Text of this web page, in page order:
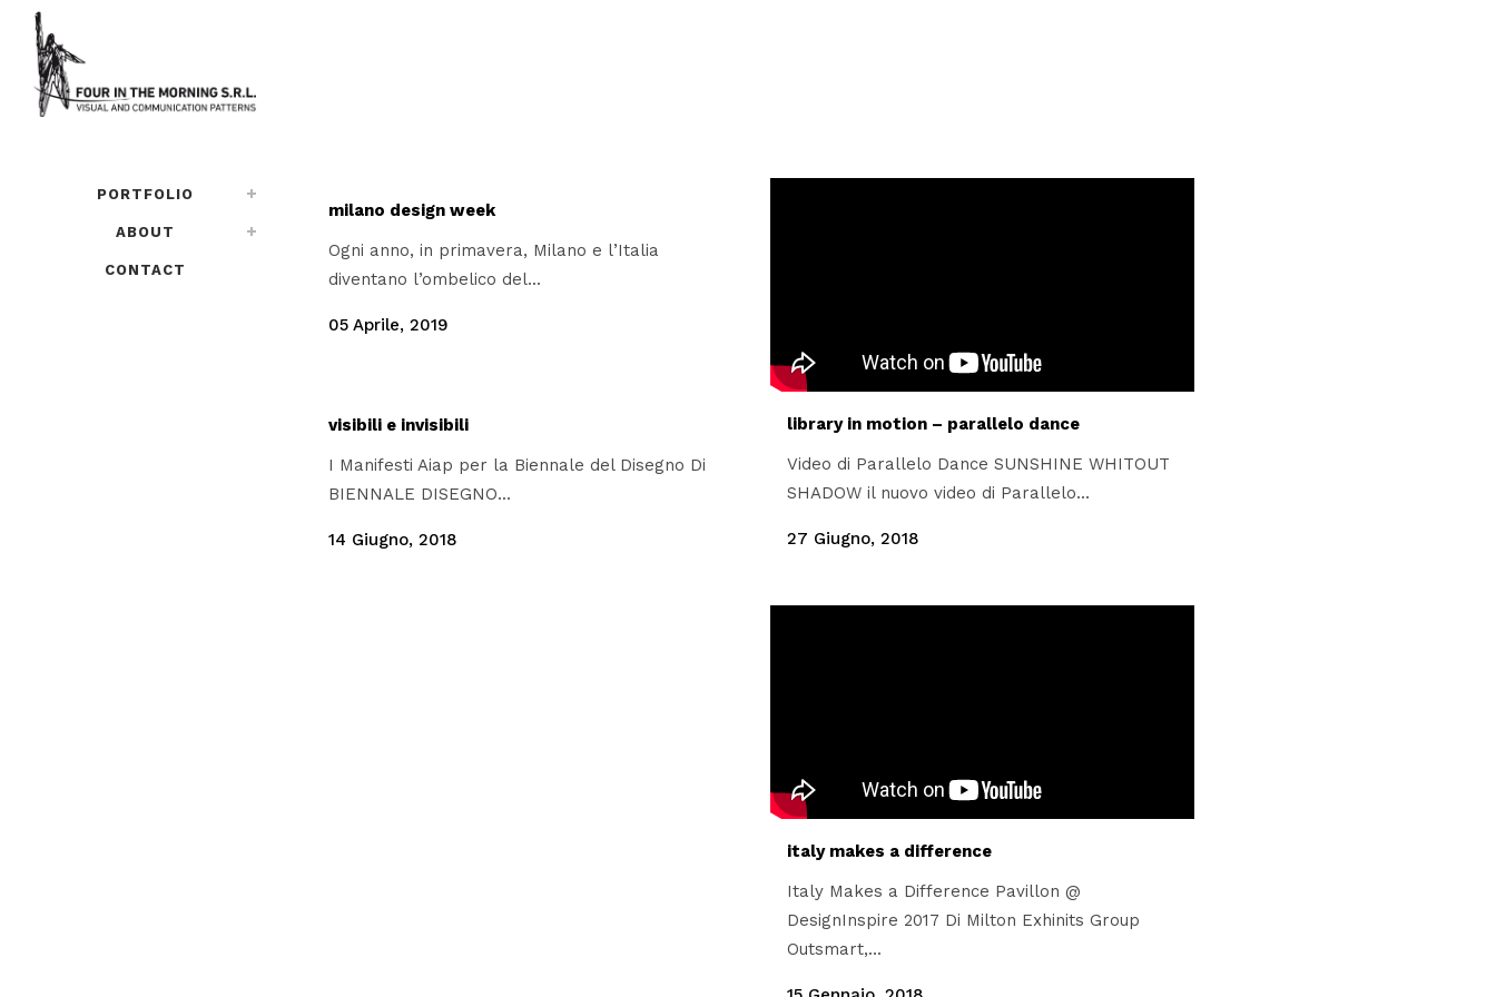
PORTFOLIO
ABOUT
CONTACT
milano design week
Ogni anno, in primavera, Milano e l’Italia
diventano l’ombelico del...
05 Aprile, 2019
library in motion – parallelo dance
Video di Parallelo Dance SUNSHINE WHITOUT
SHADOW il nuovo video di Parallelo...
27 Giugno, 2018
visibili e invisibili
I Manifesti Aiap per la Biennale del Disegno Di
BIENNALE DISEGNO...
14 Giugno, 2018
italy makes a difference
Italy Makes a Difference Pavillon @
DesignInspire 2017 Di Milton Exhinits Group
Outsmart,...